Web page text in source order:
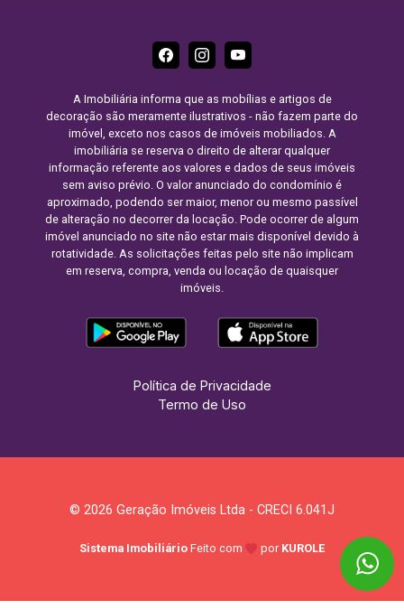
A Imobiliária informa que as mobílias e artigos de
decoração são meramente ilustrativos - não fazem parte do
imóvel, exceto nos casos de imóveis mobiliados. A
imobiliária se reserva o direito de alterar qualquer
informação referente aos valores e dados de seus imóveis
sem aviso prévio. O valor anunciado do condomínio é
aproximado, podendo ser maior, menor ou mesmo passível
de alteração no decorrer da locação. Pode ocorrer de algum
imóvel anunciado no site não estar mais disponível devido à
rotatividade. As solicitações feitas pelo site não implicam
em reserva, compra, venda ou locação de quaisquer
imóveis.
Política de Privacidade
Termo de Uso
© 2026 Geração Imóveis Ltda - CRECI 6.041J
Sistema Imobiliário Feito com por KUROLE